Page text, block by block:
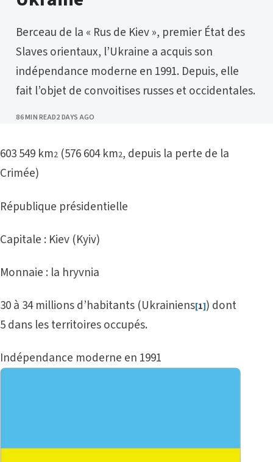
Berceau de la « Rus de Kiev », premier État des
Slaves orientaux, l’Ukraine a acquis son
indépendance moderne en 1991. Depuis, elle
fait l’objet de convoitises russes et occidentales.
86 MIN READPUBLISHED
2 DAYS AGO
603 549 km2 (576 604 km2, depuis la perte de la
Crimée)
République présidentielle
Capitale : Kiev (Kyiv)
Monnaie : la hryvnia
30 à 34 millions d’habitants (Ukrainiens[1]) dont
5 dans les territoires occupés.
Indépendance moderne en 1991